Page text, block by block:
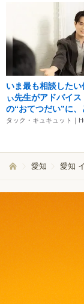
いま最も相談したい
ぃ先生がアドバイス
の“おてつだい”に、
タック・キュキュット｜
愛知 愛知